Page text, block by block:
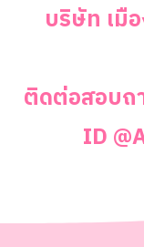
บริษัท เมื
ติดต่อสอบถ
ID